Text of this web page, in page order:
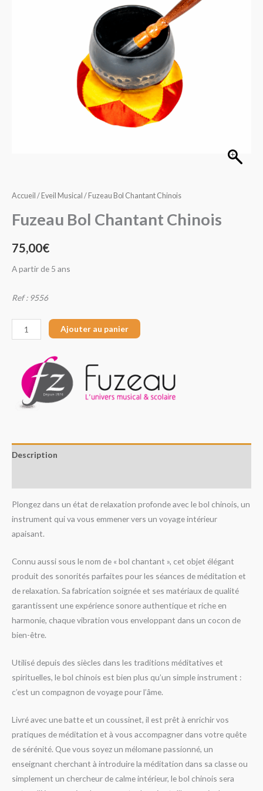
Accueil / Eveil Musical / Fuzeau Bol Chantant Chinois
Fuzeau Bol Chantant Chinois
75,00€
A partir de 5 ans
Ref : 9556
Ajouter au panier
Description
Plongez dans un état de relaxation profonde avec le bol chinois, un
instrument qui va vous emmener vers un voyage intérieur
apaisant.
Connu aussi sous le nom de « bol chantant », cet objet élégant
produit des sonorités parfaites pour les séances de méditation et
de relaxation. Sa fabrication soignée et ses matériaux de qualité
garantissent une expérience sonore authentique et riche en
harmonie, chaque vibration vous enveloppant dans un cocon de
bien-être.
Utilisé depuis des siècles dans les traditions méditatives et
spirituelles, le bol chinois est bien plus qu’un simple instrument :
c’est un compagnon de voyage pour l’âme.
Livré avec une batte et un coussinet, il est prêt à enrichir vos
pratiques de méditation et à vous accompagner dans votre quête
de sérénité. Que vous soyez un mélomane passionné, un
enseignant cherchant à introduire la méditation dans sa classe ou
simplement un chercheur de calme intérieur, le bol chinois sera